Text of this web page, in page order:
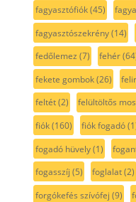
fagyasztófiók(45)
fagyasztószekrény(14)
fedőlemez (7) fehér
fekete gombok(26)
feltét(2) felültöltős
fiók(160) fiók fogadó
fogadó hüvely(1)
fogasszíj (5) foglalat(2)
forgókefés szívófej (9)